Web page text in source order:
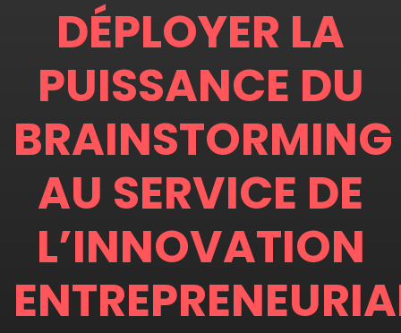
DÉPLOYER LA
PUISSANCE DU
BRAINSTORMING
AU SERVICE DE
L’INNOVATION